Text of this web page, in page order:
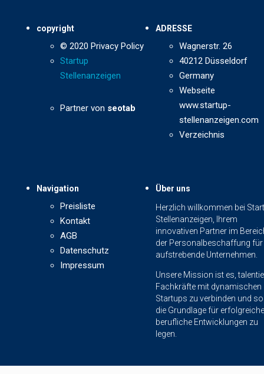
copyright
© 2020 Privacy Policy
Startup
Stellenanzeigen
Partner von seotab
ADRESSE
Wagnerstr. 26
40212 Düsseldorf
Germany
Webseite
www.startup-
stellenanzeigen.com
Verzeichnis
Navigation
Preisliste
Kontakt
AGB
Datenschutz
Impressum
Über uns
Herzlich willkommen bei
Stellenanzeigen, Ihrem
innovativen Partner im
der Personalbeschaffung für
aufstrebende Unternehmen.
Unsere Mission ist es,
Fachkräfte mit dynamischen
Startups zu verbinden und so
die Grundlage für erfolgreiche
berufliche Entwicklungen zu
legen.